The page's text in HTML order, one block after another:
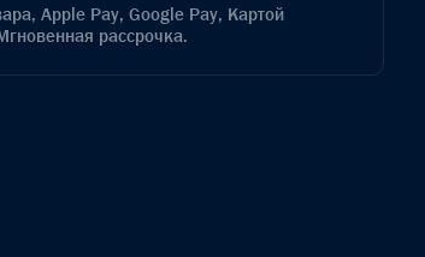
Apple Pay, Google Pay, Картой
рассрочка.